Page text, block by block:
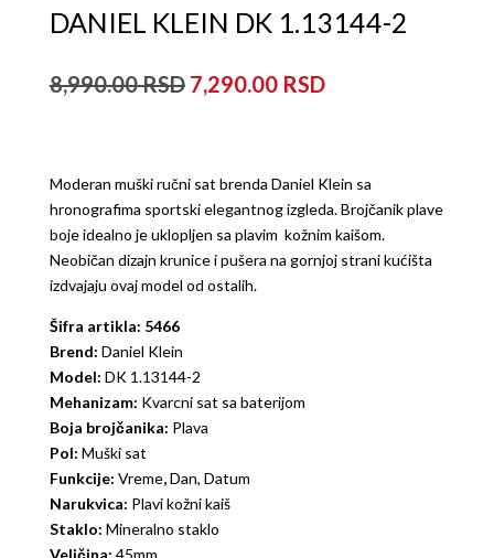
DANIEL KLEIN DK 1.13144-2
8,990.00
Originalna
8,990.00рсд.
7,290.00
Trenutna
Moderan muški ručni sat brenda Daniel Klein sa
hronografima sportski elegantnog izgleda. Brojčanik plave
boje idealno je uklopljen sa plavim kožnim kaišom.
Neobičan dizajn krunice i pušera na gornjoj strani kućišta
izdvajaju ovaj model od ostalih.
Šifra artikla: 5466
Brend: Daniel Klein
Model: DK 1.13144-2
Mehanizam: Kvarcni sat sa baterijom
Boja brojčanika: Plava
Pol: Muški sat
Funkcije: Vreme,Dan, Datum
Narukvica: Plavi kožni kaiš
Staklo: Mineralno staklo